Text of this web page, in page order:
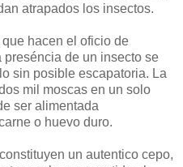
atrapados los insectos.
hacen el oficio de
de un insecto se
sin posible escapatoria. La
mil moscas en un solo
ser alimentada
o huevo duro.
constituyen un autentico cepo,